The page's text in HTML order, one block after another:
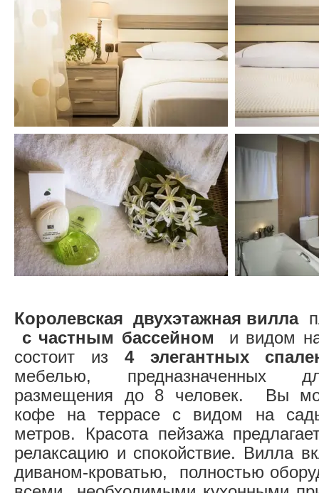
Королевская двухэтажная вилла
с частным бассейном и видом
состоит из 4 элегантных
мебелью, предназначенных
размещения до 8 человек. Вы
кофе на террасе с видом на
метров. Красота пейзажа
релаксацию и спокойствие. Вилла
диваном-кроватью, полностью